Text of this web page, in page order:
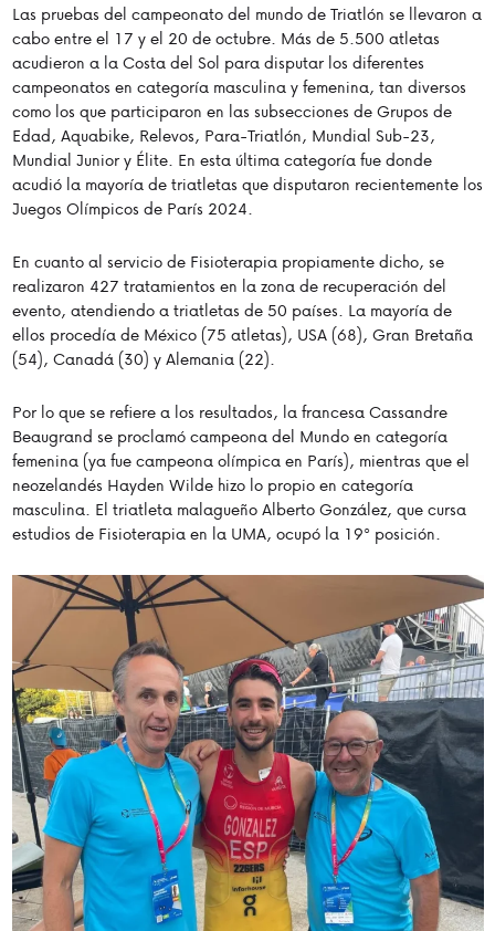
Las pruebas del campeonato del mundo de Triatlón se llevaron a
cabo entre el 17 y el 20 de octubre. Más de 5.500 atletas
acudieron a la Costa del Sol para disputar los diferentes
campeonatos en categoría masculina y femenina, tan diversos
como los que participaron en las subsecciones de Grupos de
Edad, Aquabike, Relevos, Para-Triatlón, Mundial Sub-23,
Mundial Junior y Élite. En esta última categoría fue donde
acudió la mayoría de triatletas que disputaron recientemente los
Juegos Olímpicos de París 2024.
En cuanto al servicio de Fisioterapia propiamente dicho, se
realizaron 427 tratamientos en la zona de recuperación del
evento, atendiendo a triatletas de 50 países. La mayoría de
ellos procedía de México (75 atletas), USA (68), Gran Bretaña
(54), Canadá (30) y Alemania (22).
Por lo que se refiere a los resultados, la francesa Cassandre
Beaugrand se proclamó campeona del Mundo en categoría
femenina (ya fue campeona olímpica en París), mientras que el
neozelandés Hayden Wilde hizo lo propio en categoría
masculina. El triatleta malagueño Alberto González, que cursa
estudios de Fisioterapia en la UMA, ocupó la 19º posición.